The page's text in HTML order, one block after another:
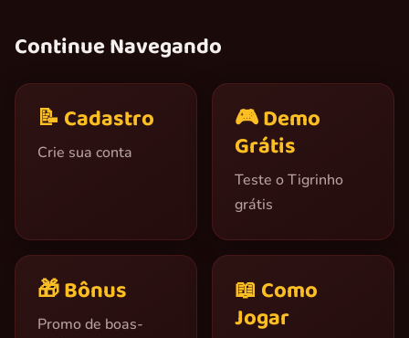
Continue Navegando
📝 Cadastro
Crie sua conta
🎮 Demo
Grátis
Teste o Tigrinho
grátis
🎁 Bônus
Promo de boas-
📖 Como
Jogar